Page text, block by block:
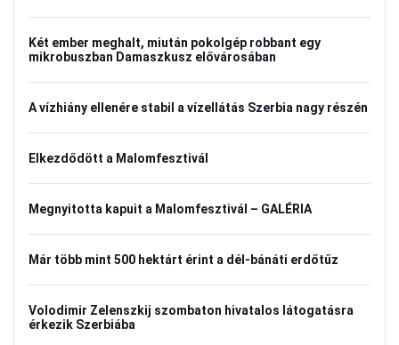
Két ember meghalt, miután pokolgép robbant egy
mikrobuszban Damaszkusz elővárosában
A vízhiány ellenére stabil a vízellátás Szerbia nagy részén
Elkezdődött a Malomfesztivál
Megnyitotta kapuit a Malomfesztivál – GALÉRIA
Már több mint 500 hektárt érint a dél-bánáti erdőtűz
Volodimir Zelenszkij szombaton hivatalos látogatásra
érkezik Szerbiába